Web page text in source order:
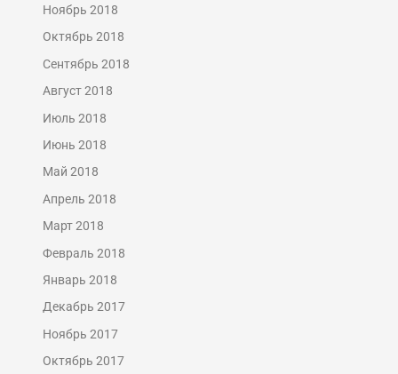
Ноябрь 2018
Октябрь 2018
Сентябрь 2018
Август 2018
Июль 2018
Июнь 2018
Май 2018
Апрель 2018
Март 2018
Февраль 2018
Январь 2018
Декабрь 2017
Ноябрь 2017
Октябрь 2017